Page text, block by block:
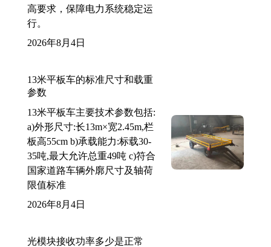
高要求，保障电力系统稳定运
行。
2026年8月4日
13米平板车的标准尺寸和载重
参数
13米平板车主要技术参数包括:
a)外形尺寸:长13m×宽2.45m,栏
板高55cm b)承载能力:标载30-
35吨,最大允许总重49吨 c)符合
国家道路车辆外廓尺寸及轴荷
限值标准
2026年8月4日
光模块接收功率多少是正常